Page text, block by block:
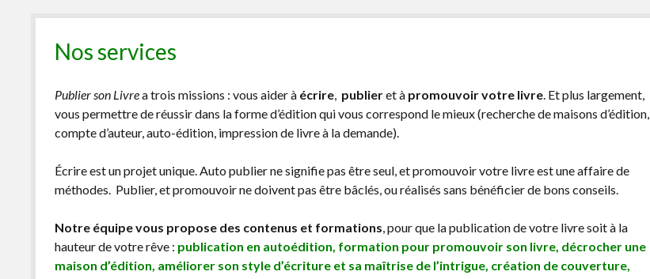
Nos services
Publier son Livrea trois missions : vous aider à écrire, publieret à promouvoir votre livre. Et plus largement,
vous permettre de réussir dans la forme d’édition qui vous correspond le mieux (recherche de maisons d’édition,
compte d’auteur, auto-édition, impression de livre à la demande).
Écrire est un projet unique. Auto publier ne signifie pas être seul, et promouvoir votre livre est une affaire de
méthodes. Publier, et promouvoir ne doivent pas être bâclés, ou réalisés sans bénéficier de bons conseils.
Notre équipe vous propose des contenus et formations, pour que la publication de votre livre soit à la
hauteur de votre rêve : publication en autoédition, formation pour promouvoir son livre, décrocher une
maison d’édition, améliorer son style d’écriture et sa maîtrise de l’intrigue, création de couverture,